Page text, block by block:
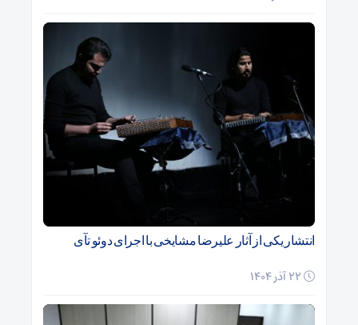
انتشار یکی از آثار علیرضا مشایخی با اجرای دوئو تآی